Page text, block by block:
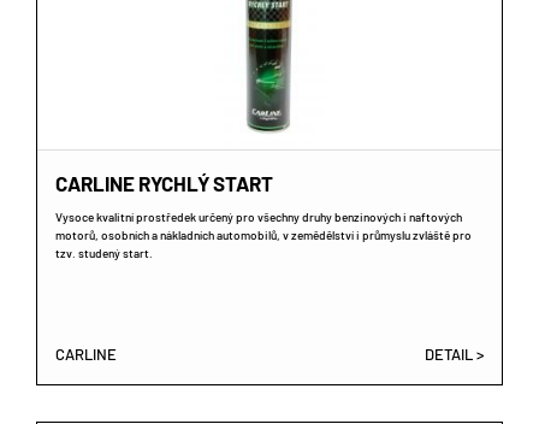
CARLINE RYCHLÝ START
Vysoce kvalitní prostředek určený pro všechny druhy benzinových i naftových
motorů, osobních a nákladních automobilů, v zemědělství i průmyslu zvláště pro
tzv. studený start.
CARLINE DETAIL >